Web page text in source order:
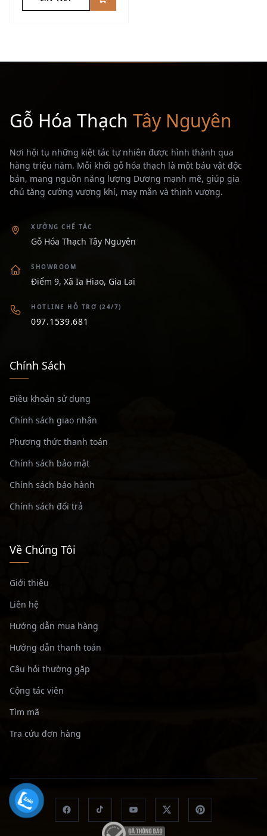
Gỗ Hóa Thạch Tây Nguyên
Nơi hội tụ những kiệt tác tự nhiên được hình thành qua
hàng triệu năm. Mỗi khối gỗ hóa thạch là một báu vật độc
bản, mang nguồn năng lượng Dương mạnh mẽ, giúp gia
chủ tăng cường vượng khí, may mắn và thịnh vượng.
XƯỞNG CHẾ TÁC
Gỗ Hóa Thạch Tây Nguyên
SHOWROOM
Điểm 9, Xã Ia Hiao, Gia Lai
HOTLINE HỖ TRỢ (24/7)
097.1539.681
Chính Sách
Điều khoản sử dụng
Chính sách giao nhận
Phương thức thanh toán
Chính sách bảo mật
Chính sách bảo hành
Chính sách đổi trả
Về Chúng Tôi
Giới thiệu
Liên hệ
Hướng dẫn mua hàng
Hướng dẫn thanh toán
Câu hỏi thường gặp
Cộng tác viên
Tìm mã
Tra cứu đơn hàng